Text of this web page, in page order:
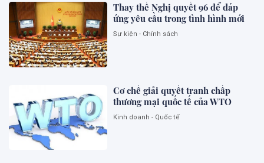
Thay thế Nghị quyết 96 để đáp
ứng yêu cầu trong tình hình mới
Sự kiện - Chính sách
Cơ chế giải quyết tranh chấp
thương mại quốc tế của WTO
Kinh doanh - Quốc tế